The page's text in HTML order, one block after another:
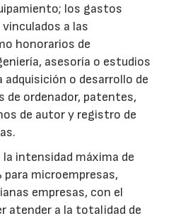
los gastos
a las
honorarios de
asesoría o estudios
adquisición o desarrollo de
de ordenador, patentes,
de autor y registro de
intensidad máxima de
para microempresas,
empresas, con el
atender a la totalidad de